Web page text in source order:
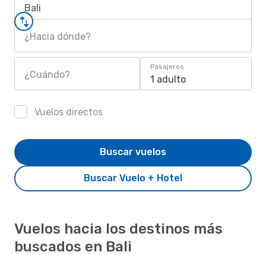
Bali
¿Hacia dónde?
¿Cuándo?
Pasajeros
1 adulto
Vuelos directos
Buscar Vuelo + Hotel
Buscar vuelos
Vuelos hacia los destinos más
buscados en Bali